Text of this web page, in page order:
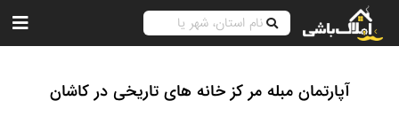
آپارتمان مبله مر کز خانه های تاریخی در کاشان